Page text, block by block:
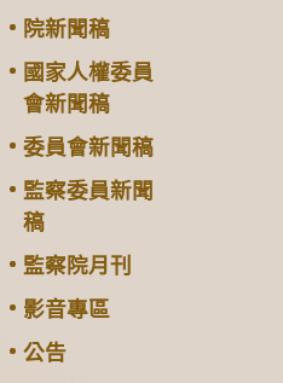
院新聞稿
國家人權委員
會新聞稿
委員會新聞稿
監察委員新聞
稿
監察院月刊
影音專區
公告